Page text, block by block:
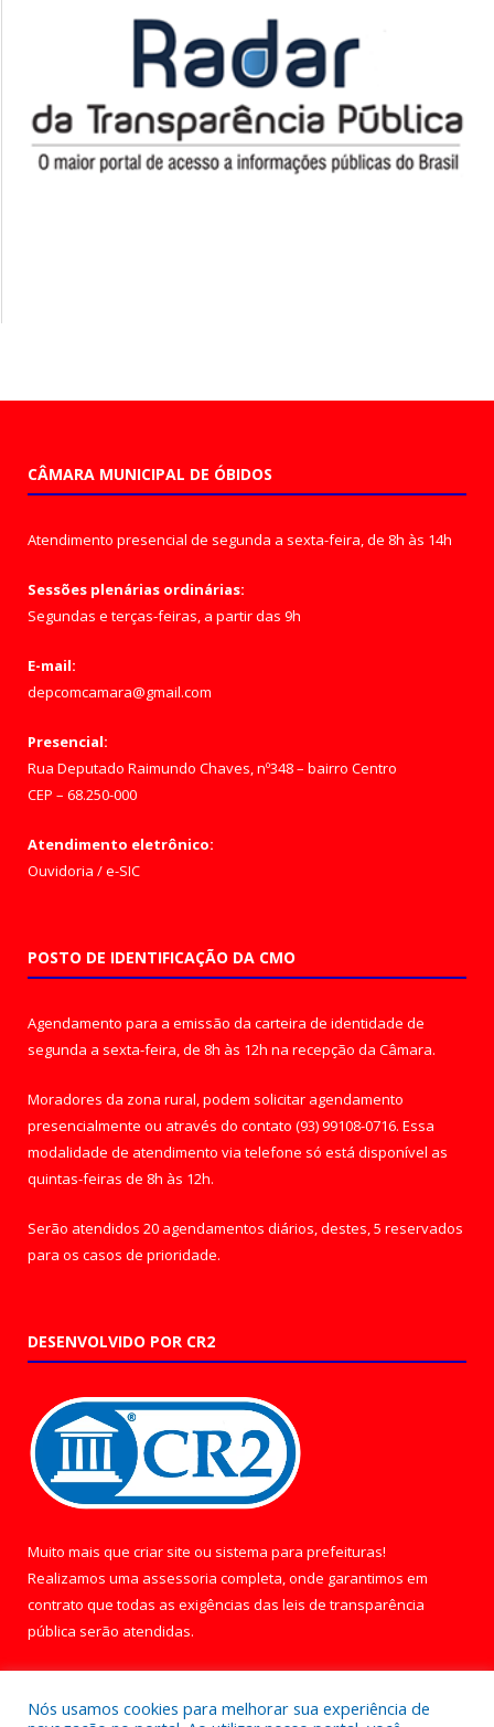
CÂMARA MUNICIPAL DE ÓBIDOS
Atendimento presencial de segunda a sexta-feira, de 8h às 14h
Sessões plenárias ordinárias:
Segundas e terças-feiras, a partir das 9h
E-mail:
depcomcamara@gmail.com
Presencial:
Rua Deputado Raimundo Chaves, nº348 – bairro Centro
CEP – 68.250-000
Atendimento eletrônico:
Ouvidoria /e-SIC
POSTO DE IDENTIFICAÇÃO DA CMO
Agendamento para a emissão da carteira de identidade de
segunda a sexta-feira, de 8h às 12h na recepção da Câmara.
Moradores da zona rural, podem solicitar agendamento
presencialmente ou através do contato (93) 99108-0716. Essa
modalidade de atendimento via telefone só está disponível as
quintas-feiras de 8h às 12h.
Serão atendidos 20 agendamentos diários, destes, 5 reservados
para os casos de prioridade.
DESENVOLVIDO POR CR2
Muito mais que criar site ou sistema para prefeituras!
Realizamos uma assessoria completa, onde garantimos em
contrato que todas as exigências das leis de transparência
pública serão atendidas.
Nós usamos cookies para melhorar sua experiência de